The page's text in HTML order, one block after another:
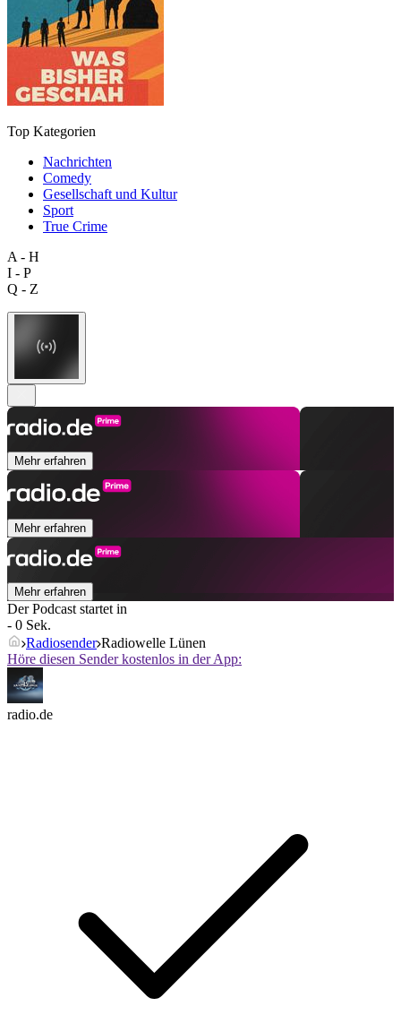
Top Kategorien
Nachrichten
Comedy
Gesellschaft und Kultur
Sport
True Crime
A - H
I - P
Q - Z
Mehr erfahren
Mehr erfahren
Mehr erfahren
Der Podcast startet in
- 0 Sek.
Radiosender Radiowelle Lünen
Höre diesen Sender kostenlos in der App:
radio.de